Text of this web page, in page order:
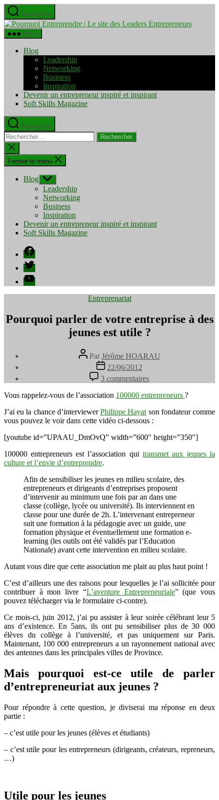
Aller
au
contenu
Recherche
Pourquoi
Menu
Blog
Leadership
Networking
Business
Inspiration
Devenir un entrepreneur inspiré et inspirant
Soft Skills Magazine
Recherche
Rechercher :
Fermer
la
recherche
Fermer le menu
Blog Afficher
le
sous-
menu
Leadership
Networking
Business
Inspiration
Devenir un entrepreneur inspiré et inspirant
Soft Skills Magazine
Facebook
Twitter
YouTube
Catégories
Entreprenariat
Pourquoi parler de votre entreprise à des
jeunes est utile ?
Auteur
de
l’article
Par Jérôme HOARAU
Date
de
l’article
22/06/2012
3 commentaires
Pourquoi
parler
votre
entreprise
des
est
Vous rappelez-vous de l’association 100000 entrepreneurs ?
J’ai eu la chance d’interviewerPhilippe Hayat son fondateur comme
vous pouvez le voir dans cette vidéo ci-dessous :
[youtube id=”UPAAU_DmOvQ” width=”600″ height=”350″]
100000 entrepreneurs est l’association qui transmet aux jeunes la
culture et l’envie d’entreprendre.
Afin de sensibiliser les jeunes en milieu scolaire, des
entrepreneurs et dirigeants d’entreprises proposent
d’intervenir au minimum une fois par an dans une
classe (collège, lycée ou université). Ils interviennent en
classe pour une durée de 2h. L’intervenant entrepreneur
suit une formation à la pédagogie avec un guide, une
formation physique et éventuellement une formation e-
learning (les outils ont été validés par l’Education
Nationale) avant cette intervention en milieu scolaire.
Autant vous dire que cette association me plait au plus haut point !
C’est d’ailleurs une des raisons pour lesquelles je l’ai sollicitée pour
contribuer à mon livre “L’aventure Entrepreneuriale” (que vous
pouvez télécharger via le formulaire ci-contre).
Ce mois-ci, juin 2012, j’ai pu assister à leur soirée célébrant leur 5
ans d’existence. En 5ans, ils ont pu sensibiliser plus de 30 000
élèves du collège à l’université, et pas uniquement sur Paris.
Maintenant, 100 000 entrepreneurs a un rayonnement national avec
des antennes dans les principales villes de Province.
Mais pourquoi est-ce utile de parler
d’entrepreneuriat aux jeunes ?
Pour répondre à cette question, je diviserai ma réponse en deux
partie :
– c’est utile pour les jeunes (élèves et étudiants)
– c’est utile pour les entrepreneurs (dirigeants, créateurs, repreneurs,
…)
Utile pour les jeunes